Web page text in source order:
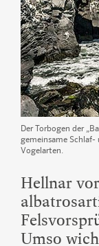
Der Torbogen der
gemeinsame
Vogelarten.
Hellnar
Umso